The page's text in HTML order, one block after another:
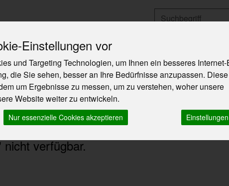
Einstellungen vor
und Targeting Technologien, um Ihnen ein besseres
die Sie sehen, besser an Ihre Bedürfnisse anzupassen. Diese
um Ergebnisse zu messen, um zu verstehen, woher unsere
Website weiter zu entwickeln.
Nur essenzielle Cookies akzeptieren
Neues So funktioniert`s Über Uns
verfügbar.